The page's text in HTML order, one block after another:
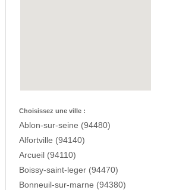
Choisissez une ville :
Ablon-sur-seine (94480)
Alfortville (94140)
Arcueil (94110)
Boissy-saint-leger (94470)
Bonneuil-sur-marne (94380)